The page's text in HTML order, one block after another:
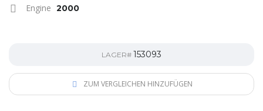
Engine 2000
LAGER# 153093
ZUM VERGLEICHEN HINZUFÜGEN